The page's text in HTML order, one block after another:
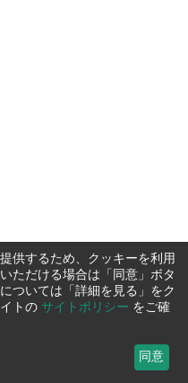
供するため、クッキーを利用
ただける場合は「同意」ボタ
ついては「詳細を見る」をク
トの サイトポリシー をご確
同意